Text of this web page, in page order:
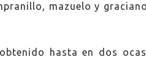
mazuelo y
hasta en dos